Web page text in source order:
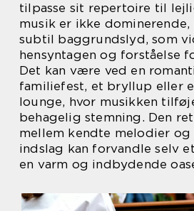
tilpasse sit repertoire til
musik er ikke dominerende,
subtil baggrundslyd, som
hensyntagen og forståelse
Det kan være ved en
familiefest, et bryllup eller
lounge, hvor musikken
behagelig stemning. Den
mellem kendte melodier
indslag kan forvandle selv
en varm og indbydende